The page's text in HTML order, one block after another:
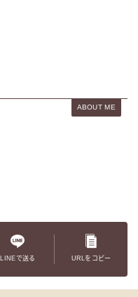
ABOUT ME
LINEで送る URLをコピー